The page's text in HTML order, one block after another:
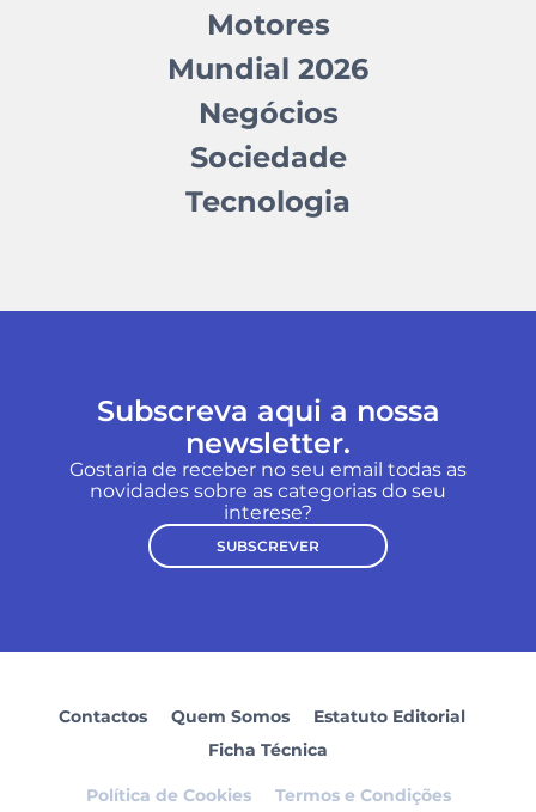
Motores
Mundial 2026
Negócios
Sociedade
Tecnologia
Subscreva aqui a nossa
newsletter.
Gostaria de receber no seu email todas as
novidades sobre as categorias do seu
interese?
SUBSCREVER
Contactos Quem Somos
Estatuto Editorial
Ficha Técnica
Política de Cookies Termos e Condições